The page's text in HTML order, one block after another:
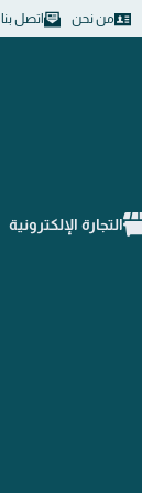
من نحن اتصل بنا
التجارة الإلكترونية